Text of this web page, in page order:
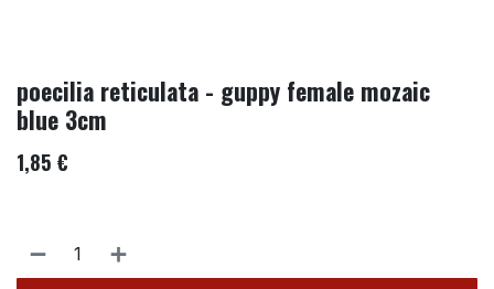
poecilia reticulata - guppy female mozaic
blue 3cm
1,85 €